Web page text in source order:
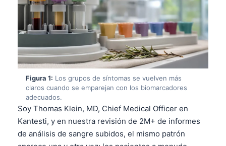
Figura 1: Los grupos de síntomas se vuelven más
claros cuando se emparejan con los biomarcadores
adecuados.
Soy Thomas Klein, MD, Chief Medical Officer en
Kantesti, y en nuestra revisión de 2M+ de informes
de análisis de sangre subidos, el mismo patrón